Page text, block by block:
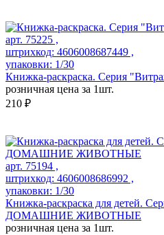
арт. 75225 ,
штрихкод: 4606008687449 ,
упаковки: 1/30
Книжка-раскраска. Серия
розничная цена за 1шт.
210 ₽
арт. 75194 ,
штрихкод: 4606008686992 ,
упаковки: 1/30
Книжка-раскраска для детей.
ДОМАШНИЕ ЖИВОТНЫЕ
розничная цена за 1шт.